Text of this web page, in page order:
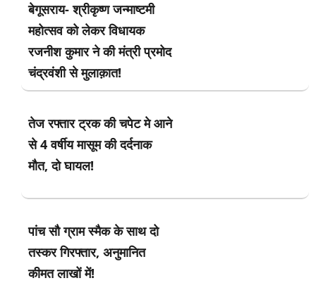
बेगूसराय- श्रीकृष्ण जन्माष्टमी
महोत्सव को लेकर विधायक
रजनीश कुमार ने की मंत्री प्रमोद
चंद्रवंशी से मुलाक़ात!
तेज रफ्तार ट्रक की चपेट मे आने
से 4 वर्षीय मासूम की दर्दनाक
मौत, दो घायल!
पांच सौ ग्राम स्मैक के साथ दो
तस्कर गिरफ्तार, अनुमानित
कीमत लाखों में!